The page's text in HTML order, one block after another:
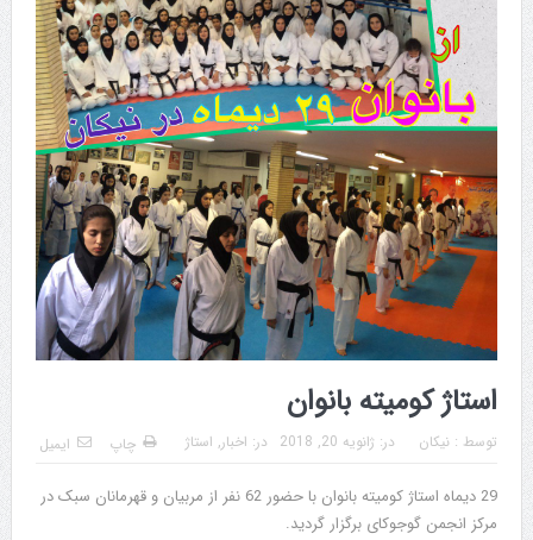
استاژ کومیته بانوان
توسط : نیکان در: ژانویه 20, 2018 در: اخبار, استاژ چاپ ایمیل
29 دیماه استاژ کومیته بانوان با حضور 62 نفر از مربیان و قهرمانان سبک در
مرکز انجمن گوجوکای برگزار گردید.